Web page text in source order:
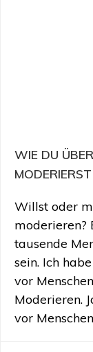
WIE DU
MODERIERST
Willst oder
moderieren?
tausende
sein. Ich
vor
Moderieren.
vor